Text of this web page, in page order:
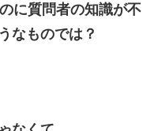
に質問者の知識が不
なものでは？